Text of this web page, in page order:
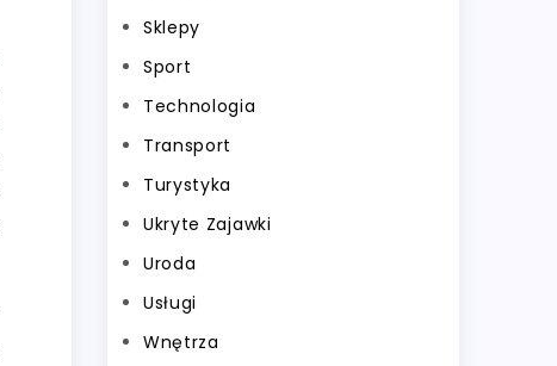
Sklepy
Sport
Technologia
Transport
Turystyka
Ukryte Zajawki
Uroda
Usługi
Wnętrza